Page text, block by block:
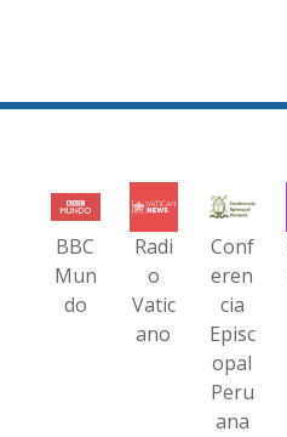
BBC
Mun
do
Radi
o
Vatic
ano
Conf
eren
cia
Episc
opal
Peru
ana